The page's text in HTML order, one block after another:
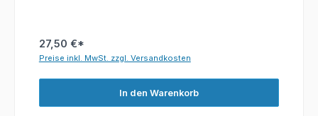
27,50 €*
Preise inkl. MwSt. zzgl. Versandkosten
In den Warenkorb